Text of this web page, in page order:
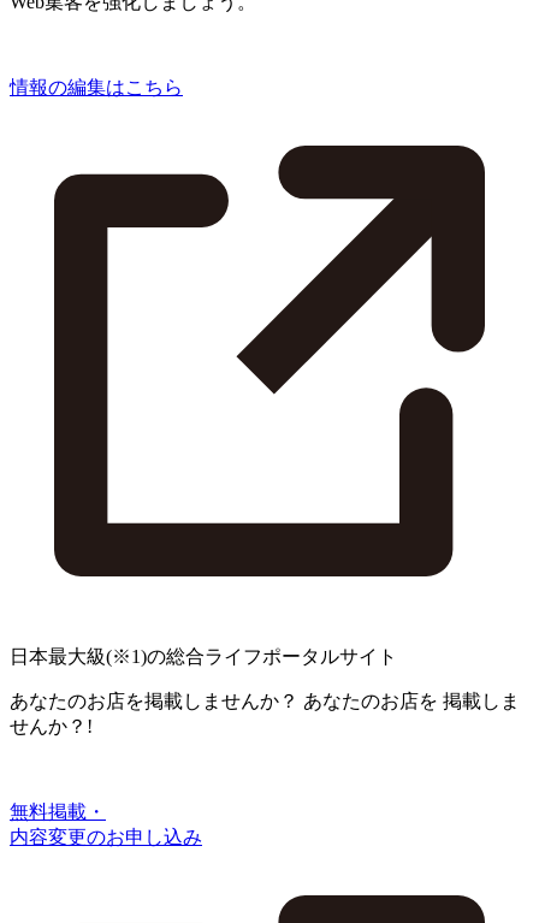
情報の編集はこちら
日本最大級(※1)の総合ライフポータルサイト
あなたのお店を掲載しませんか？ あなたのお店を 掲載しま
せんか？!
無料掲載・
内容変更のお申し込み